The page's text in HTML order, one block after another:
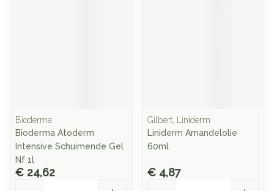
Bioderma
Bioderma Atoderm
Intensive Schuimende Gel
Nf 1l
€ 24,62
Gilbert, Liniderm
Liniderm Amandelolie
60ml
€ 4,87